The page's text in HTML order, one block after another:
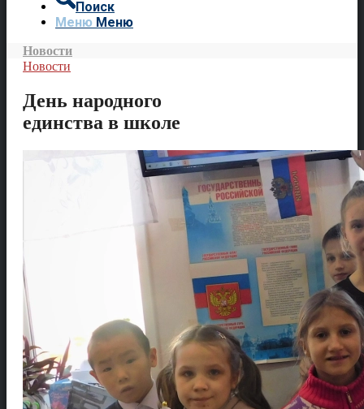
Поиск
Меню Меню
Новости
Новости
День народного
единства в школе